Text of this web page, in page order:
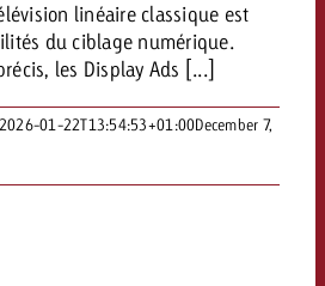
linéaire classique est
du ciblage numérique.
les Display Ads [...]
2026-01-22T13:54:53+01:00December 7,